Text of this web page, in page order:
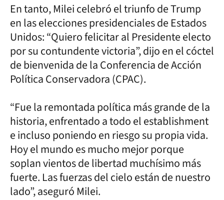
En tanto, Milei celebró el triunfo de Trump
en las elecciones presidenciales de Estados
Unidos: “Quiero felicitar al Presidente electo
por su contundente victoria”, dijo en el cóctel
de bienvenida de la Conferencia de Acción
Política Conservadora (CPAC).
“Fue la remontada política más grande de la
historia, enfrentado a todo el establishment
e incluso poniendo en riesgo su propia vida.
Hoy el mundo es mucho mejor porque
soplan vientos de libertad muchísimo más
fuerte. Las fuerzas del cielo están de nuestro
lado”, aseguró Milei.